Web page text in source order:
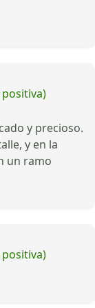
positiva)
y precioso.
y en la
un ramo
positiva)